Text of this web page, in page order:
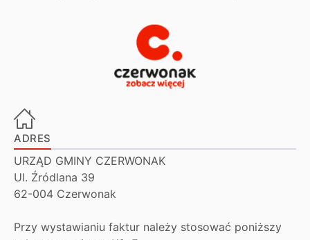
ADRES
URZĄD GMINY CZERWONAK
Ul. Źródlana 39
62-004 Czerwonak
Przy wystawianiu faktur należy stosować poniższy